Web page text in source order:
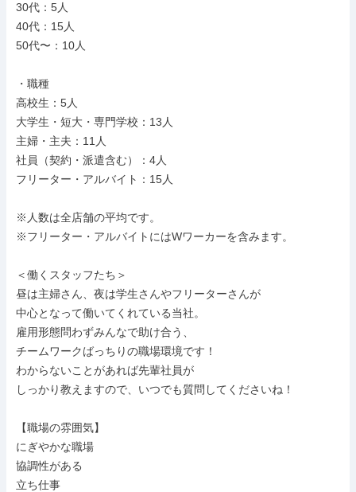
30代：5人
40代：15人
50代〜：10人
・職種
高校生：5人
大学生・短大・専門学校：13人
主婦・主夫：11人
社員（契約・派遣含む）：4人
フリーター・アルバイト：15人
※人数は全店舗の平均です。
※フリーター・アルバイトにはWワーカーを含みます。
＜働くスタッフたち＞
昼は主婦さん、夜は学生さんやフリーターさんが
中心となって働いてくれている当社。
雇用形態問わずみんなで助け合う、
チームワークばっちりの職場環境です！
わからないことがあれば先輩社員が
しっかり教えますので、いつでも質問してくださいね！
【職場の雰囲気】
にぎやかな職場
協調性がある
立ち仕事